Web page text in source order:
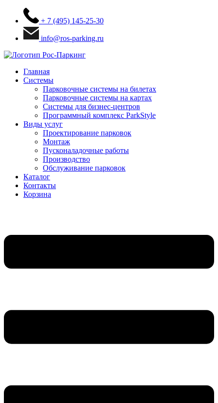
+ 7 (495) 145-25-30
info@ros-parking.ru
Главная
Системы
Парковочные системы на билетах
Парковочные системы на картах
Системы для бизнес-центров
Программный комплекс ParkStyle
Виды услуг
Проектирование парковок
Монтаж
Пусконаладочные работы
Производство
Обслуживание парковок
Каталог
Контакты
Корзина